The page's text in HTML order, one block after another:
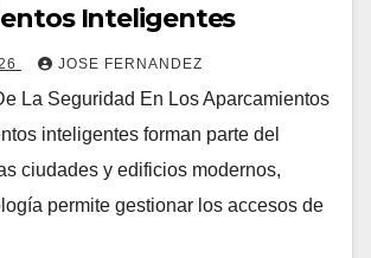
Inteligentes
JOSE FERNANDEZ
La Seguridad En Los Aparcamientos
inteligentes forman parte del
ciudades y edificios modernos,
permite gestionar los accesos de